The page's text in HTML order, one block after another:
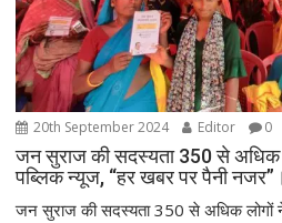
20th September 2024 Editor 0
जन सुराज की सदस्यता 350 से अधिक
पब्लिक न्यूज, “हर खबर पर पैनी नजर”।
जन सुराज की सदस्यता 350 से अधिक लोगों